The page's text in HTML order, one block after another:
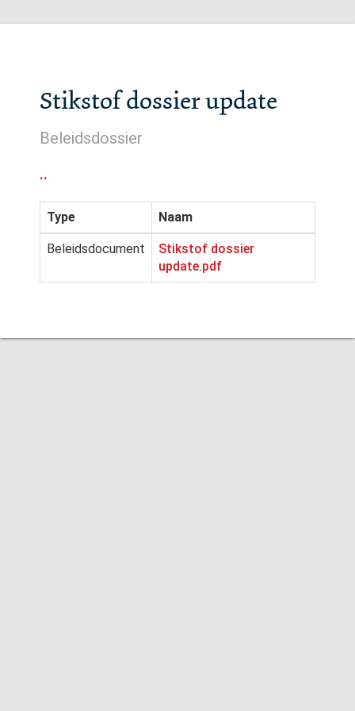
Stikstof dossier update
Beleidsdossier
..
Type Naam
Beleidsdocument
Stikstof dossier
update.pdf